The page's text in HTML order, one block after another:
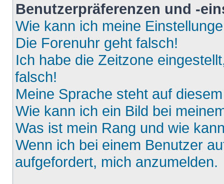
Benutzerpräferenzen und -
Wie kann ich meine
Die Forenuhr geht falsch!
Ich habe die Zeitzone
falsch!
Meine Sprache steht auf
Wie kann ich ein Bild bei
Was ist mein Rang und wie
Wenn ich bei einem Benutzer
aufgefordert, mich anzumelden.